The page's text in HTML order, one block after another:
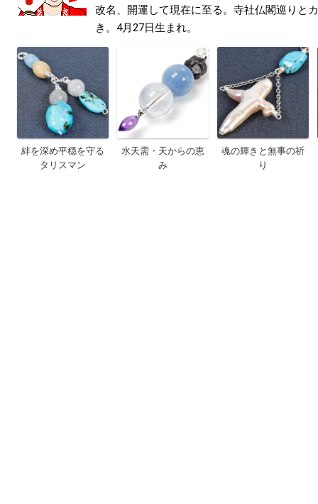
改名、開運して現在に至る。寺社仏閣巡りと
き。4月27日生まれ。
絆を深め平穏を守る
タリスマン
水天需・天からの恵
み
魂の輝きと無事の祈
り